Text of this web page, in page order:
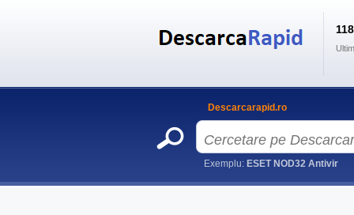
Descarcarapid.ro
Exemplu: ESET NOD32 Antivir